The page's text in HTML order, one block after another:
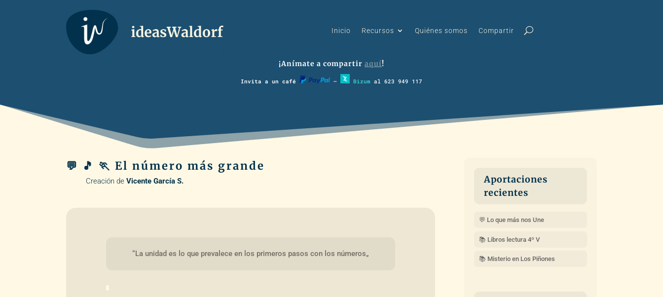
Inicio Recursos Quiénes somos Compartir
¡Anímate a compartir aquí!
Invita a un café – Bizum al 623 949 117
💬 🎵 🏃 El número más grande
Creación deVicente García S.
“La unidad es lo que prevalece en los primeros pasos con los números„
Aportaciones
recientes
💬 Lo que más nos Une
📚 Libros lectura 4º V
📚 Misterio en Los Piñones